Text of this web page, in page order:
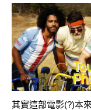
其實這部電影(?)本